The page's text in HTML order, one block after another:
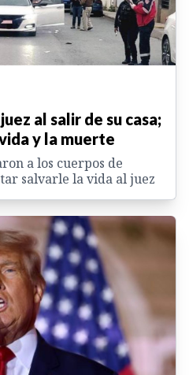
al salir de su casa;
y la muerte
a los cuerpos de
salvarle la vida al juez